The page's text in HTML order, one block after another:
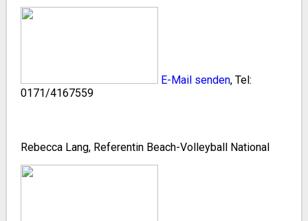
E-Mail senden, Tel:
0171/4167559
Rebecca Lang, Referentin Beach-Volleyball National